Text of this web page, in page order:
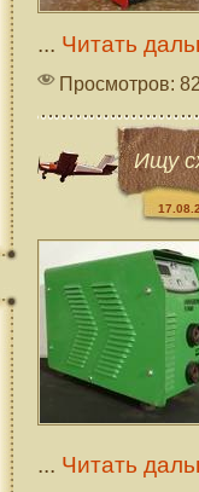
... Читать
Просмотров:
Ищу
... Читать